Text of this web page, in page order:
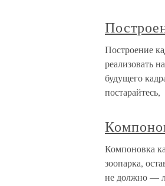
Построение
реализовать
будущего
постарайтесь,
Компоновка
зоопарка,
не должно —